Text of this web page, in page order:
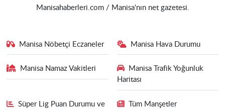
Manisahaberleri.com / Manisa'nın net gazetesi.
Manisa Nöbetçi Eczaneler Manisa Hava Durumu
Manisa Namaz Vakitleri
Manisa Trafik Yoğunluk
Haritası
Süper Lig Puan Durumu ve
Tüm Manşetler